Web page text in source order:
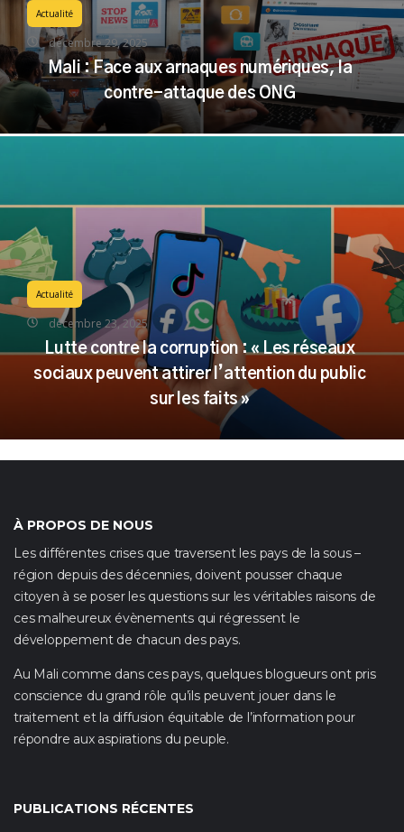
Actualité
décembre 29, 2025
Mali : Face aux arnaques numériques, la
contre-attaque des ONG
Actualité
décembre 23, 2025
Lutte contre la corruption : « Les réseaux
sociaux peuvent attirer l’attention du public
sur les faits »
À PROPOS DE NOUS
Les différentes crises que traversent les pays de la sous –
région depuis des décennies, doivent pousser chaque
citoyen à se poser les questions sur les véritables raisons de
ces malheureux évènements qui régressent le
développement de chacun des pays.
Au Mali comme dans ces pays, quelques blogueurs ont pris
conscience du grand rôle qu’ils peuvent jouer dans le
traitement et la diffusion équitable de l’information pour
répondre aux aspirations du peuple.
PUBLICATIONS RÉCENTES